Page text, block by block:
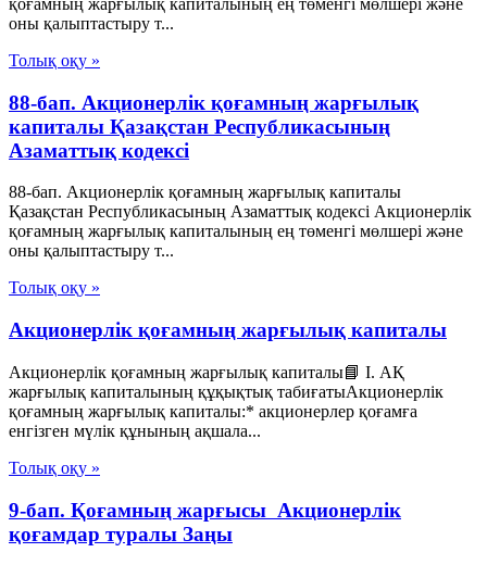
қоғамның жарғылық капиталының ең төменгi мөлшерi және
оны қалыптастыру т...
Толық оқу »
88-бап. Акционерлiк қоғамның жарғылық
капиталы Қазақстан Республикасының
Азаматтық кодексi
88-бап. Акционерлiк қоғамның жарғылық капиталы
Қазақстан Республикасының Азаматтық кодексi Акционерлiк
қоғамның жарғылық капиталының ең төменгi мөлшерi және
оны қалыптастыру т...
Толық оқу »
Акционерлік қоғамның жарғылық капиталы
Акционерлік қоғамның жарғылық капиталы📘 I. АҚ
жарғылық капиталының құқықтық табиғатыАкционерлік
қоғамның жарғылық капиталы:* акционерлер қоғамға
енгізген мүлік құнының ақшала...
Толық оқу »
9-бап. Қоғамның жарғысы Акционерлік
қоғамдар туралы Заңы